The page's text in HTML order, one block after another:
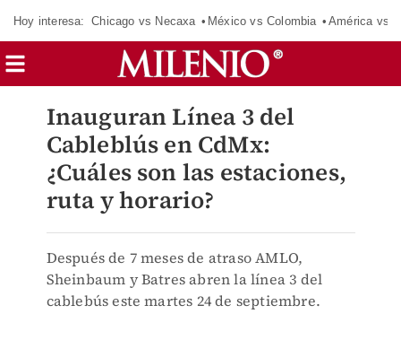
Hoy interesa: Chicago vs Necaxa México vs Colombia América vs
Inauguran Línea 3 del
Cableblús en CdMx:
¿Cuáles son las estaciones,
ruta y horario?
Después de 7 meses de atraso AMLO,
Sheinbaum y Batres abren la línea 3 del
cablebús este martes 24 de septiembre.